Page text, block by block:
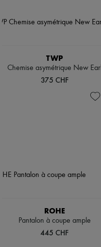
TWP
Chemise asymétrique New Earl
375 CHF
ROHE
Pantalon à coupe ample
445 CHF